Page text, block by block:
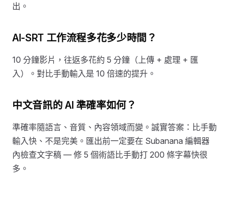
出。
AI-SRT 工作流程多花多少時間？
10 分鐘影片，往返多花約 5 分鐘（上傳 + 處理 + 匯
入）。對比手動輸入是 10 倍速的提升。
中文音訊的 AI 準確率如何？
準確率隨語言、音質、內容領域而變。誠實答案：比手動
輸入快、不是完美。匯出前一定要在 Subanana 編輯器
內檢查文字稿 — 修 5 個術語比手動打 200 條字幕快很
多。